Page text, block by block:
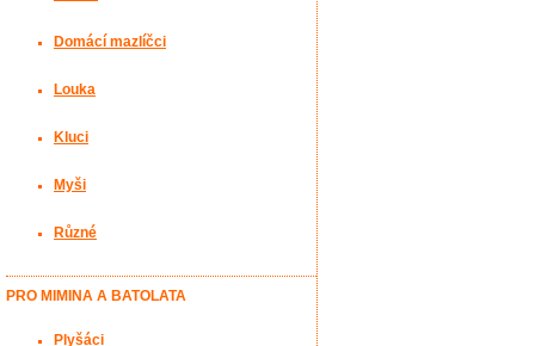
Domácí mazlíčci
Louka
Kluci
Myši
Různé
PRO MIMINA A BATOLATA
Plyšáci